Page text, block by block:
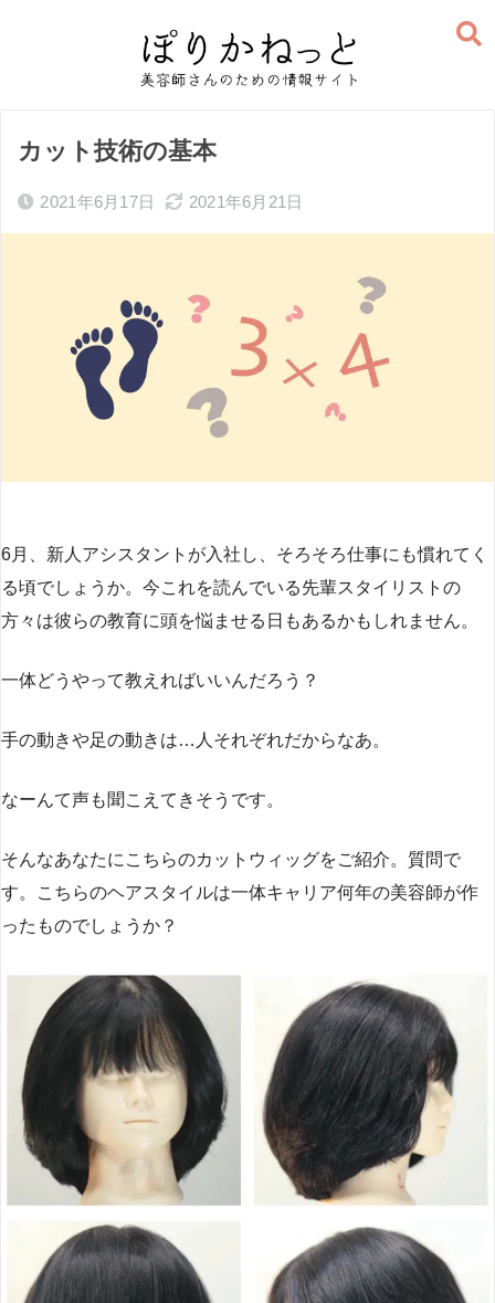
カット技術の基本
2021年6月17日 2021年6月21日
6月、新人アシスタントが入社し、そろそろ仕事にも慣れてく
る頃でしょうか。今これを読んでいる先輩スタイリストの
方々は彼らの教育に頭を悩ませる日もあるかもしれません。
一体どうやって教えればいいんだろう？
手の動きや足の動きは…人それぞれだからなあ。
なーんて声も聞こえてきそうです。
そんなあなたにこちらのカットウィッグをご紹介。質問で
す。こちらのヘアスタイルは一体キャリア何年の美容師が作
ったものでしょうか？